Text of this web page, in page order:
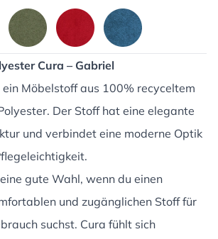
Cura – Gabriel
ein Möbelstoff aus 100% recyceltem
Der Stoff hat eine elegante
und verbindet eine moderne Optik
gute Wahl, wenn du einen
und zugänglichen Stoff für
suchst. Cura fühlt sich